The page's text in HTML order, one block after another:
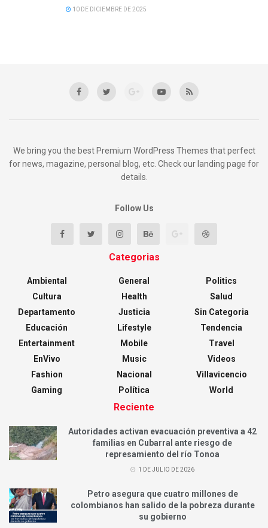
10 DE DICIEMBRE DE 2025
We bring you the best Premium WordPress Themes that perfect
for news, magazine, personal blog, etc. Check our landing page for
details.
Follow Us
Categorias
Ambiental
Cultura
Departamento
Educación
Entertainment
EnVivo
Fashion
Gaming
General
Health
Justicia
Lifestyle
Mobile
Music
Nacional
Política
Politics
Salud
Sin Categoria
Tendencia
Travel
Videos
Villavicencio
World
Reciente
Autoridades activan evacuación preventiva a 42
familias en Cubarral ante riesgo de
represamiento del río Tonoa
1 DE JULIO DE 2026
Petro asegura que cuatro millones de
colombianos han salido de la pobreza durante
su gobierno